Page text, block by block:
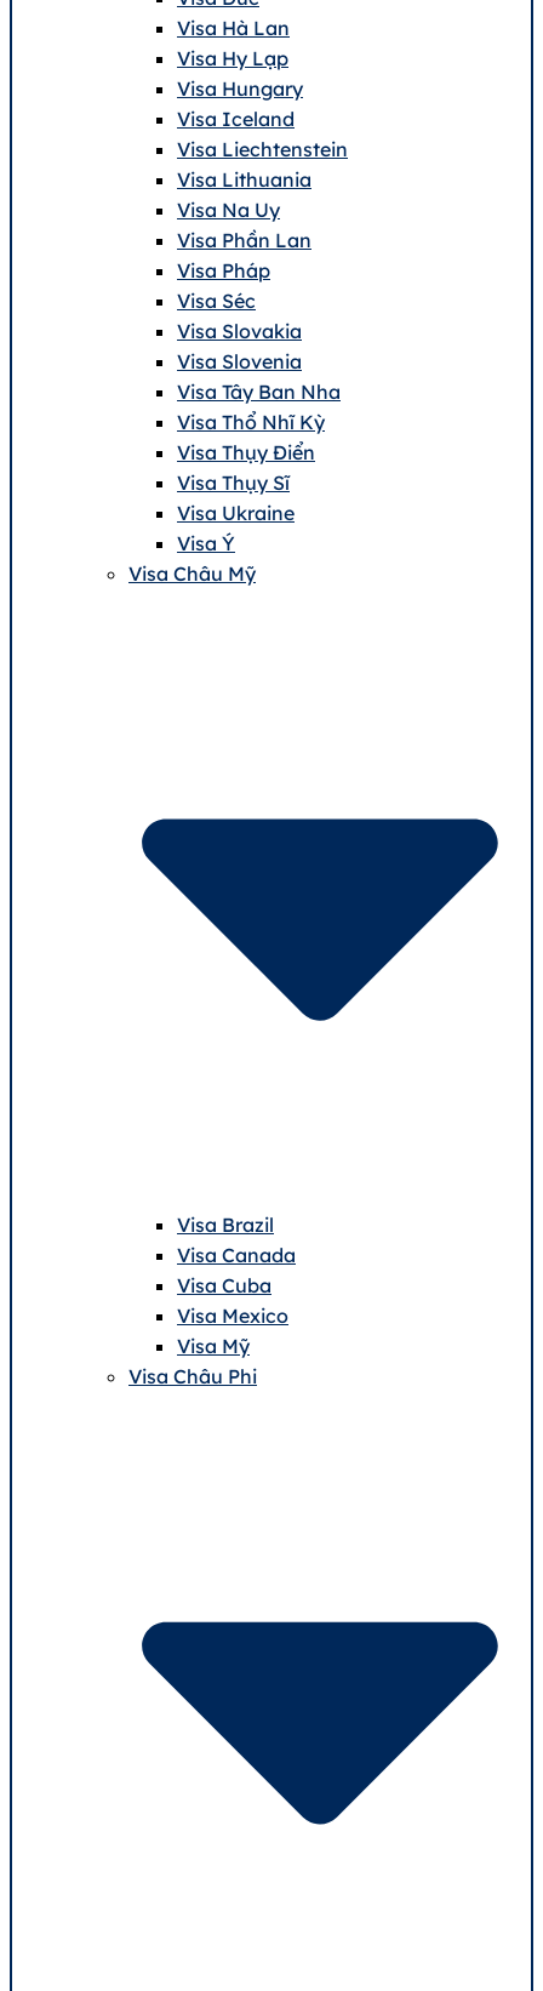
Visa Hà Lan
Visa Hy Lạp
Visa Hungary
Visa Iceland
Visa Liechtenstein
Visa Lithuania
Visa Na Uy
Visa Phần Lan
Visa Pháp
Visa Séc
Visa Slovakia
Visa Slovenia
Visa Tây Ban Nha
Visa Thổ Nhĩ Kỳ
Visa Thụy Điển
Visa Thụy Sĩ
Visa Ukraine
Visa Ý
Visa Châu Mỹ
Visa Brazil
Visa Canada
Visa Cuba
Visa Mexico
Visa Mỹ
Visa Châu Phi